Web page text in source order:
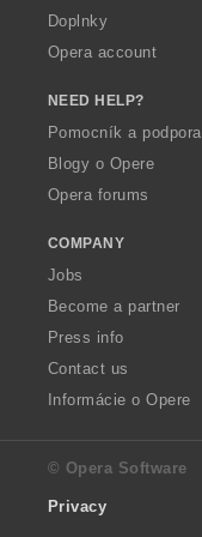
Doplnky
Opera account
NEED HELP?
Pomocník a podpora
Blogy o Opere
Opera forums
COMPANY
Jobs
Become a partner
Press info
Contact us
Informácie o Opere
© Opera Software
Privacy